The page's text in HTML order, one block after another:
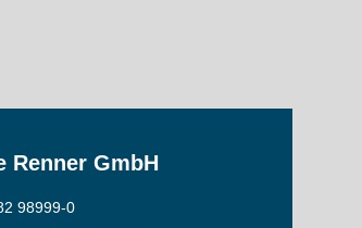
Renner GmbH
98999-0